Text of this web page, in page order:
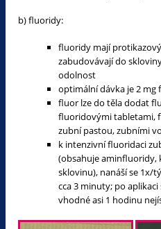
b) fluoridy:
fluoridy mají
zabudovávají do
odolnost
optimální dávka je 2
fluor lze do těla dodat
fluoridovými tabletami,
zubní pastou, zubními
k intenzivní fluoridaci
(obsahuje aminfluoridy,
sklovinu), nanáší se 1x/
cca 3 minuty; po
vhodné asi 1 hodinu